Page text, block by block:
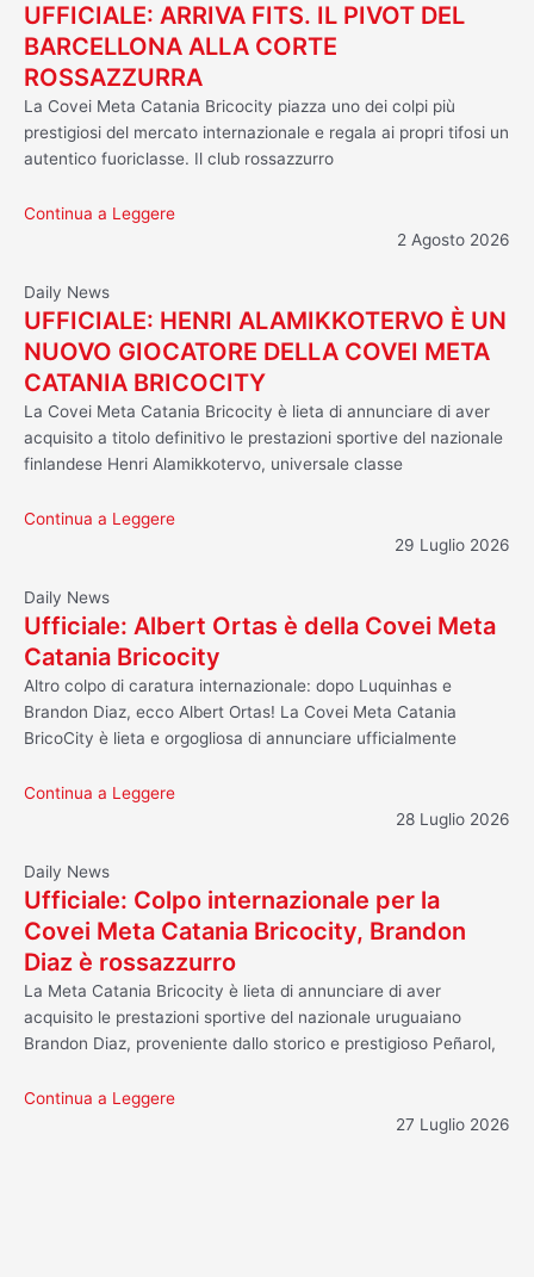
UFFICIALE: ARRIVA FITS. IL PIVOT DEL
BARCELLONA ALLA CORTE
ROSSAZZURRA
La Covei Meta Catania Bricocity piazza uno dei colpi più
prestigiosi del mercato internazionale e regala ai propri tifosi un
autentico fuoriclasse. Il club rossazzurro
Continua a Leggere
2 Agosto 2026
Daily News
UFFICIALE: HENRI ALAMIKKOTERVO È UN
NUOVO GIOCATORE DELLA COVEI META
CATANIA BRICOCITY
La Covei Meta Catania Bricocity è lieta di annunciare di aver
acquisito a titolo definitivo le prestazioni sportive del nazionale
finlandese Henri Alamikkotervo, universale classe
Continua a Leggere
29 Luglio 2026
Daily News
Ufficiale: Albert Ortas è della Covei Meta
Catania Bricocity
Altro colpo di caratura internazionale: dopo Luquinhas e
Brandon Diaz, ecco Albert Ortas! La Covei Meta Catania
BricoCity è lieta e orgogliosa di annunciare ufficialmente
Continua a Leggere
28 Luglio 2026
Daily News
Ufficiale: Colpo internazionale per la
Covei Meta Catania Bricocity, Brandon
Diaz è rossazzurro
La Meta Catania Bricocity è lieta di annunciare di aver
acquisito le prestazioni sportive del nazionale uruguaiano
Brandon Diaz, proveniente dallo storico e prestigioso Peñarol,
Continua a Leggere
27 Luglio 2026